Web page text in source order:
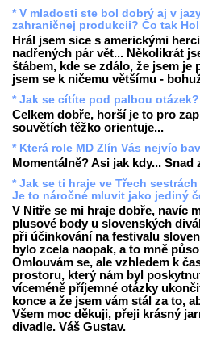
* V mladosti ste bol dobrý aj v
zahraničnej produkcii? Čo tak
Hrál jsem sice s americkými
nadřených pár vět... Několikrát
štábem, kde se zdálo, že jsem
jsem se k ničemu většímu -
* Jak se cítíte pod palbou otázek?
Celkem dobře, horší je to pro
souvětích těžko orientuje...
* Která role MD Zlín Vás nejvíc
Momentálně? Asi jak kdy...
* Jak se ti hraje ve Třech
Je to náročné mluvit jako jediný
V Nitře se mi hraje dobře, navíc
plusové body u slovenských
při účinkování na festivalu
bylo zcela naopak, a to mně
Omlouvám se, ale vzhledem k
prostoru, který nám byl
víceméně příjemné otázky
konce a že jsem vám stál za to,
Všem moc děkuji, přeji krásný
divadle. Váš Gustav.